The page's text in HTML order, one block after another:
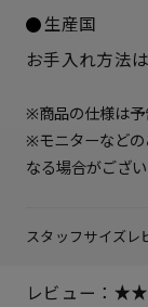
25cm
生産国
お手入れ方法
※商品の仕様は
※モニターなどの
なる場合がござ
スタッフサイズレ
レビュー：